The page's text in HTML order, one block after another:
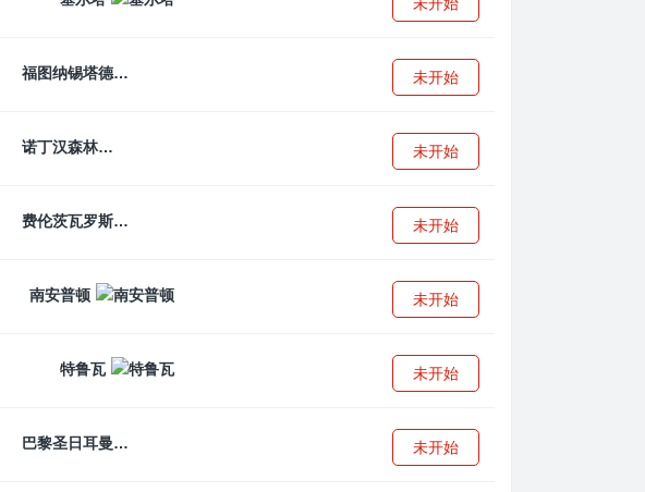
福图纳锡塔德 未开始
诺丁汉森林 未开始
费伦茨瓦罗斯 未开始
南安普顿 未开始
特鲁瓦 未开始
巴黎圣日耳曼 未开始